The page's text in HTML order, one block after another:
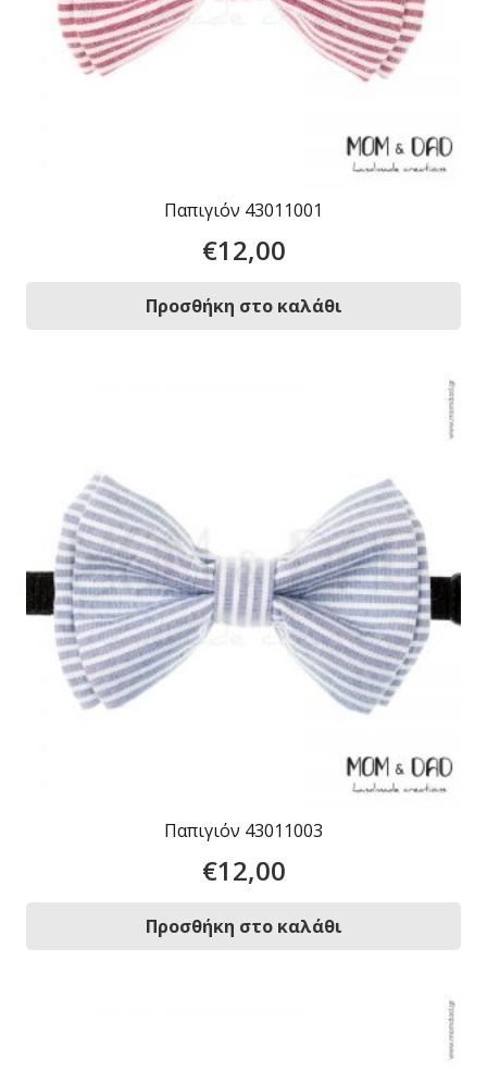
Παπιγιόν 43011001
€12,00
Προσθήκη στο καλάθι
Παπιγιόν 43011003
€12,00
Προσθήκη στο καλάθι